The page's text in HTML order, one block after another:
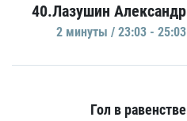
40.Лазушин Александр
2 минуты / 23:03 - 25:03
Гол в равенстве